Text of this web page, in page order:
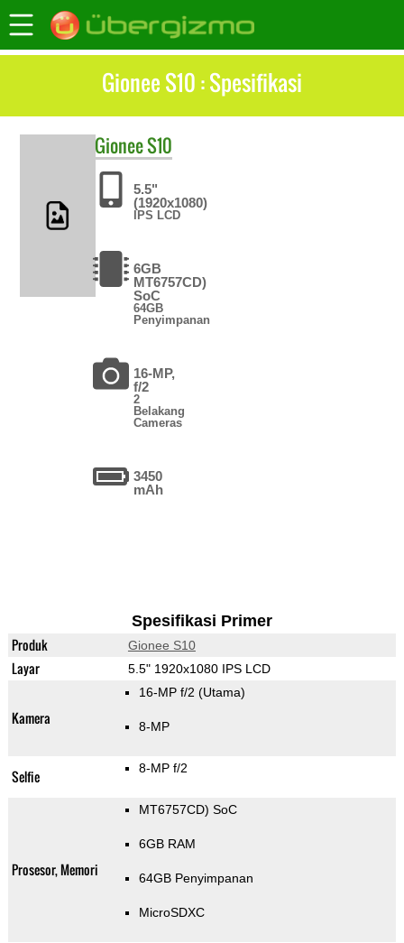
Gionee S10 : Spesifikasi
GioneeS10
5.5"
(1920x1080)
IPS LCD
6GB
MT6757CD)
SoC
64GB
Penyimpanan
16-MP,
f/2
2
Belakang
Cameras
3450
mAh
Spesifikasi Primer
Produk Gionee S10
Layar 5.5" 1920x1080 IPS LCD
Kamera
16-MP f/2 (Utama)
8-MP
Selfie 8-MP f/2
Prosesor, Memori
MT6757CD) SoC
6GB RAM
64GB Penyimpanan
MicroSDXC